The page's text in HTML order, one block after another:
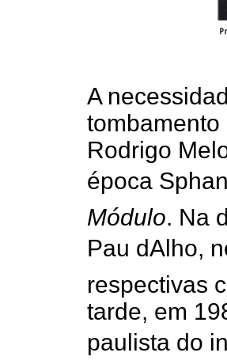
A
Rodrigo
época
Módulo. Na
Pau dAlho,
respectivas
tarde, em
paulista do